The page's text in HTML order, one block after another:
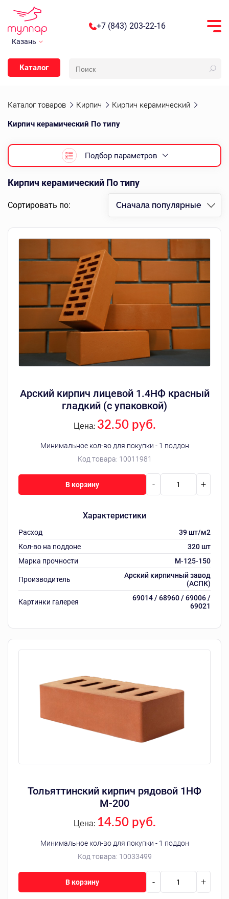
Казань
+7 (843) 203-22-16
Каталог
Каталог товаров Кирпич Кирпич керамический
Кирпич керамический По типу
Подбор параметров
Кирпич керамический По типу
Сортировать по: Сначала популярные
Арский кирпич лицевой 1.4НФ красный
гладкий (с упаковкой)
Код товара: 10011981
Цена: 32.50 руб.
Минимальное кол-во для покупки - 1 поддон
Характеристики
Расход
39 шт/м2
Кол-во на поддоне
320 шт
Марка прочности
M-125-150
Производитель
Арский кирпичный завод
(АСПК)
Картинки галерея
69014 / 68960 / 69006 /
69021
- +
В корзину
Тольяттинский кирпич рядовой 1НФ
М-200
Код товара: 10033499
Цена: 14.50 руб.
Минимальное кол-во для покупки - 1 поддон
- +
В корзину